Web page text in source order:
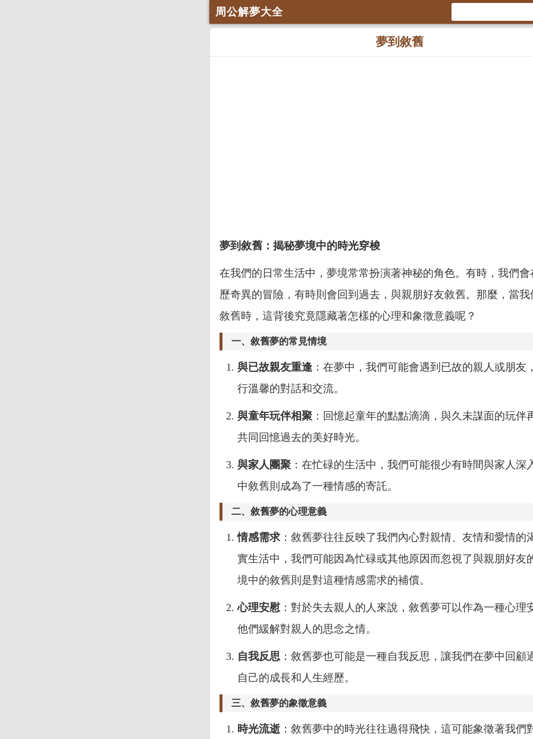
周公解夢大全
夢到敘舊
夢到敘舊：揭秘夢境中的時光穿梭
在我們的日常生活中，夢境常常扮演著神秘的角色。有時，我們會
歷奇異的冒險，有時則會回到過去，與親朋好友敘舊。那麼，當我
敘舊時，這背後究竟隱藏著怎樣的心理和象徵意義呢？
一、敘舊夢的常見情境
與已故親友重逢 ：在夢中，我們可能會遇到已故的親人或朋友
行溫馨的對話和交流。
與童年玩伴相聚 ：回憶起童年的點點滴滴，與久未謀面的玩伴
共同回憶過去的美好時光。
與家人團聚 ：在忙碌的生活中，我們可能很少有時間與家人深
中敘舊則成為了一種情感的寄託。
二、敘舊夢的心理意義
情感需求 ：敘舊夢往往反映了我們內心對親情、友情和愛情的
實生活中，我們可能因為忙碌或其他原因而忽視了與親朋好友
境中的敘舊則是對這種情感需求的補償。
心理安慰 ：對於失去親人的人來說，敘舊夢可以作為一種心理
他們緩解對親人的思念之情。
自我反思 ：敘舊夢也可能是一種自我反思，讓我們在夢中回顧
自己的成長和人生經歷。
三、敘舊夢的象徵意義
時光流逝 ：敘舊夢中的時光往往過得飛快，這可能象徵著我們